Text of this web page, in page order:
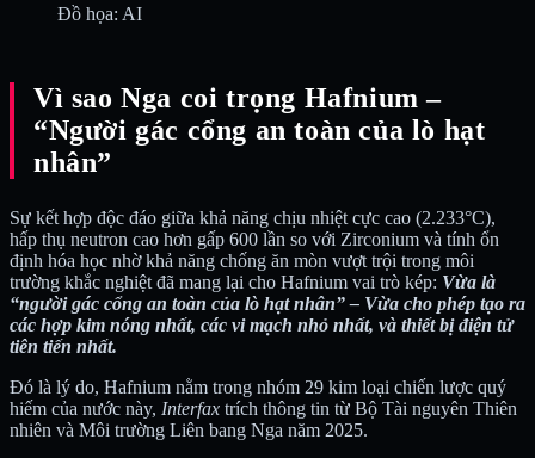
Đồ họa: AI
Vì sao Nga coi trọng Hafnium –
“Người gác cổng an toàn của lò hạt
nhân”
Sự kết hợp độc đáo giữa khả năng chịu nhiệt cực cao (2.233°C),
hấp thụ neutron cao hơn gấp 600 lần so với Zirconium và tính ổn
định hóa học nhờ khả năng chống ăn mòn vượt trội trong môi
trường khắc nghiệt đã mang lại cho Hafnium vai trò kép: Vừa là
“người gác cổng an toàn của lò hạt nhân” – Vừa cho phép tạo ra
các hợp kim nóng nhất, các vi mạch nhỏ nhất, và thiết bị điện tử
tiên tiến nhất.
Đó là lý do, Hafnium nằm trong nhóm 29 kim loại chiến lược quý
hiếm của nước này, Interfax trích thông tin từ Bộ Tài nguyên Thiên
nhiên và Môi trường Liên bang Nga năm 2025.